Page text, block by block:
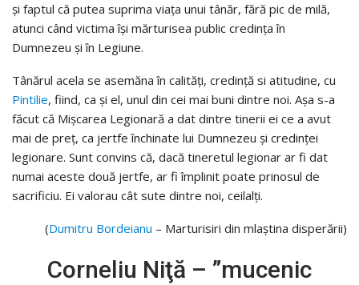
și faptul că putea suprima viața unui tânăr, fără pic de milă,
atunci când victima își mărturisea public credința în
Dumnezeu și în Legiune.
Tânărul acela se asemăna în calități, credință si atitudine, cu
Pintilie, fiind, ca și el, unul din cei mai buni dintre noi. Așa s-a
făcut că Mișcarea Legionară a dat dintre tinerii ei ce a avut
mai de preț, ca jertfe închinate lui Dumnezeu și credinței
legionare. Sunt convins că, dacă tineretul legionar ar fi dat
numai aceste două jertfe, ar fi împlinit poate prinosul de
sacrificiu. Ei valorau cât sute dintre noi, ceilalți.
(Dumitru Bordeianu – Marturisiri din mlaștina disperării)
Corneliu Niţă – ”mucenic